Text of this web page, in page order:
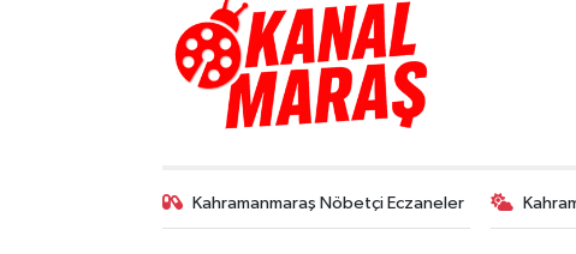
Kahramanmaraş Nöbetçi Eczaneler